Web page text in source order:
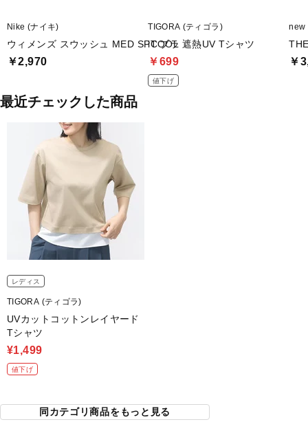
Nike (ナイキ)
ウィメンズ スウッシュ MED SPT ブラ
￥2,970
TIGORA (ティゴラ)
iCOOL 遮熱UV Tシャツ
￥699
値下げ
new
￥
最近チェックした商品
レディス
TIGORA (ティゴラ)
UVカットコットンレイヤード
Tシャツ
¥1,499
値下げ
同カテゴリ商品をもっと見る